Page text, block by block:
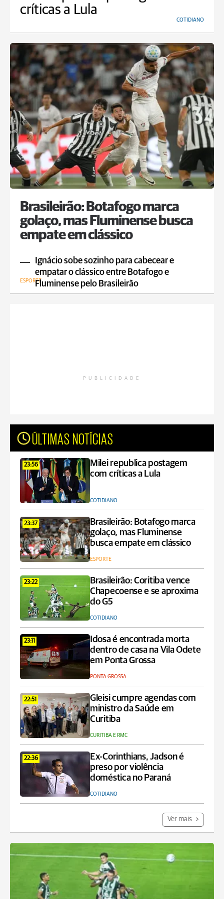
críticas a Lula
COTIDIANO
Brasileirão: Botafogo marca
golaço, mas Fluminense busca
empate em clássico
Ignácio sobe sozinho para cabecear e
empatar o clássico entre Botafogo e
Fluminense pelo Brasileirão
ESPORTE
PUBLICIDADE
ÚLTIMAS NOTÍCIAS
23:56
Milei republica postagem
com críticas a Lula
COTIDIANO
23:37
Brasileirão: Botafogo marca
golaço, mas Fluminense
busca empate em clássico
ESPORTE
23:22
Brasileirão: Coritiba vence
Chapecoense e se aproxima
do G5
COTIDIANO
23:11
Idosa é encontrada morta
dentro de casa na Vila Odete
em Ponta Grossa
PONTA GROSSA
22:51
Gleisi cumpre agendas com
ministro da Saúde em
Curitiba
CURITIBA E RMC
22:36
Ex-Corinthians, Jadson é
preso por violência
doméstica no Paraná
COTIDIANO
Ver mais